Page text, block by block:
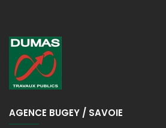
AGENCE BUGEY / SAVOIE